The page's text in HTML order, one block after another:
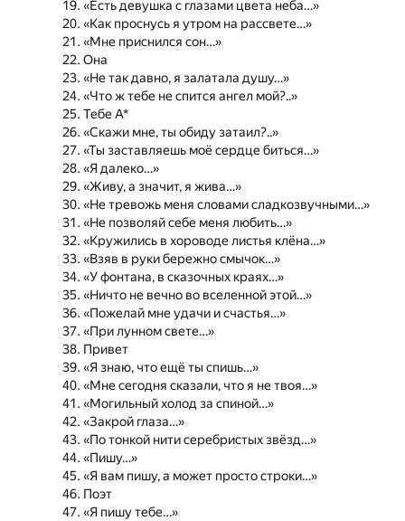
«Есть девушка с глазами цвета неба…»
«Как проснусь я утром на рассвете…»
«Мне приснился сон…»
Она
«Не так давно, я залатала душу…»
«Что ж тебе не спится ангел мой?..»
Тебе А*
«Скажи мне, ты обиду затаил?..»
«Ты заставляешь моё сердце биться…»
«Я далеко…»
«Живу, а значит, я жива…»
«Не тревожь меня словами сладкозвучными…»
«Не позволяй себе меня любить…»
«Кружились в хороводе листья клёна…»
«Взяв в руки бережно смычок…»
«У фонтана, в сказочных краях…»
«Ничто не вечно во вселенной этой…»
«Пожелай мне удачи и счастья…»
«При лунном свете…»
Привет
«Я знаю, что ещё ты спишь…»
«Мне сегодня сказали, что я не твоя…»
«Могильный холод за спиной…»
«Закрой глаза…»
«По тонкой нити серебристых звёзд…»
«Пишу…»
«Я вам пишу, а может просто строки…»
Поэт
«Я пишу тебе…»